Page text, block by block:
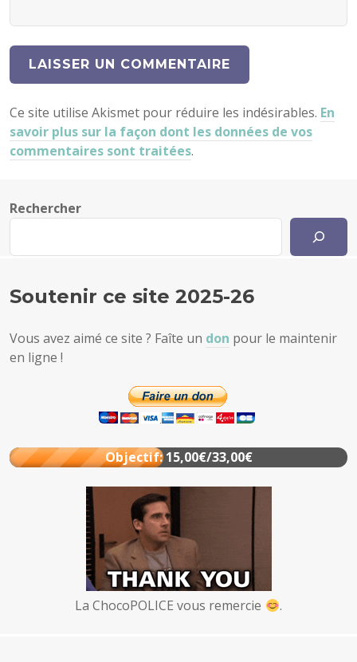
Ce site utilise Akismet pour réduire les indésirables. En
savoir plus sur la façon dont les données de vos
commentaires sont traitées.
Rechercher
Soutenir ce site 2025-26
Vous avez aimé ce site ? Faîte un don pour le maintenir
en ligne !
Objectif: 15,00€/33,00€
La ChocoPOLICE vous remercie .